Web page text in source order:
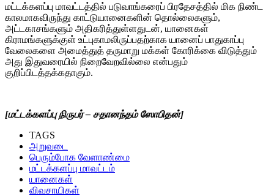
மட்டக்களப்பு மாவட்டத்தில் படுவாங்கரைப் பிரதேசத்தில் மிக நிண்ட
காலமாகவிருந்து காட்டுயானைகளின் தொல்லைகளும்,
அட்டகாசங்களும் அதிகரித்துள்ளதுடன், யானைகள்
கிராமங்களுக்குள் உட்புகாமலிருப்பதற்காக யானைப் பாதுகாப்பு
வேலைகளை அமைத்துத் தருமாறு மக்கள் கோரிக்கை விடுத்தும்
அது இதுவரையில் நிறைவேறவில்லை என்பதும்
குறிப்பிடத்தக்கதாகும்.
[மட்டக்களப்பு நிருபர் – சதானந்தம் ஸோபிதன்]
TAGS
அறுவடை
பெரும்போக வேளாண்மை
மட்டக்களப்பு மாவட்டம்
யானைகள்
விவசாயிகள்